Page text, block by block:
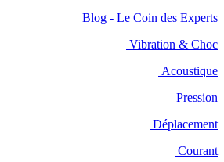
Blog - Le Coin des Experts
Vibration & Choc
Acoustique
Pression
Déplacement
Courant